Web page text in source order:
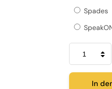
Spades
Luna
Grey
(Gris)
In